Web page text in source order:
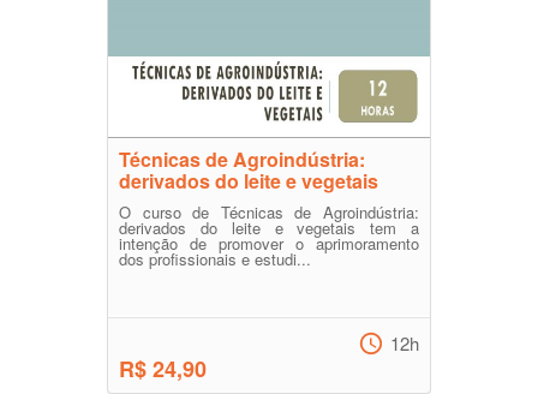
Técnicas de Agroindústria:
derivados do leite e vegetais
O curso de Técnicas de Agroindústria:
derivados do leite e vegetais tem a
intenção de promover o aprimoramento
dos profissionais e estudi...
R$ 24,90
12h